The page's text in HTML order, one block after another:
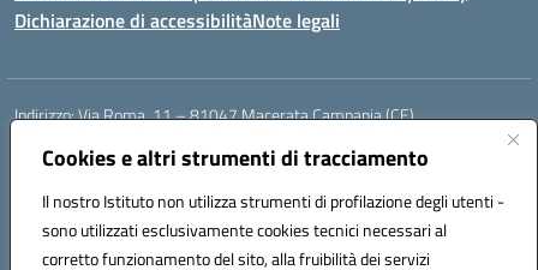
Cookies e altri strumenti di tracciamento
Il nostro Istituto non utilizza strumenti di profilazione degli utenti -
sono utilizzati esclusivamente cookies tecnici necessari al
corretto funzionamento del sito, alla fruibilità dei servizi
Dichiarazione di accessibilitàNote legali
Indirizzo:Via Roma, 11 – 81047 Macerata Campania (CE)
Posta elettronica certificata (PEC):ceic88300b@pec.istruzione.it
Codice fiscale: 94017830616
Codice meccanografico:CEIC88300B